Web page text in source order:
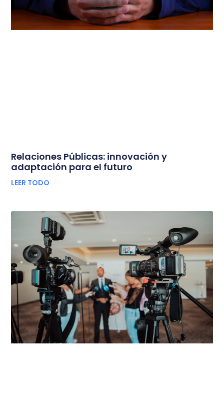
Relaciones Públicas: innovación y
adaptación para el futuro
LEER TODO